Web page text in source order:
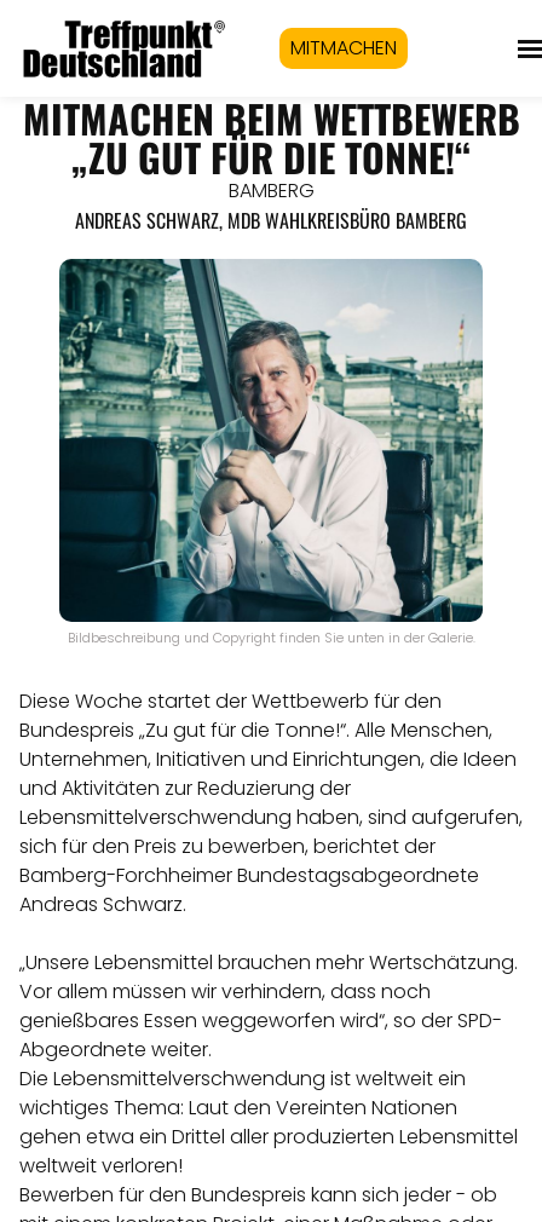
MITMACHEN
MITMACHEN BEIM WETTBEWERB
„ZU GUT FÜR DIE TONNE!“
BAMBERG
ANDREAS SCHWARZ, MDB WAHLKREISBÜRO BAMBERG
Bildbeschreibung und Copyright finden Sie unten in der Galerie.
Diese Woche startet der Wettbewerb für den
Bundespreis „Zu gut für die Tonne!“. Alle Menschen,
Unternehmen, Initiativen und Einrichtungen, die Ideen
und Aktivitäten zur Reduzierung der
Lebensmittelverschwendung haben, sind aufgerufen,
sich für den Preis zu bewerben, berichtet der
Bamberg-Forchheimer Bundestagsabgeordnete
Andreas Schwarz.
„Unsere Lebensmittel brauchen mehr Wertschätzung.
Vor allem müssen wir verhindern, dass noch
genießbares Essen weggeworfen wird“, so der SPD-
Abgeordnete weiter.
Die Lebensmittelverschwendung ist weltweit ein
wichtiges Thema: Laut den Vereinten Nationen
gehen etwa ein Drittel aller produzierten Lebensmittel
weltweit verloren!
Bewerben für den Bundespreis kann sich jeder - ob